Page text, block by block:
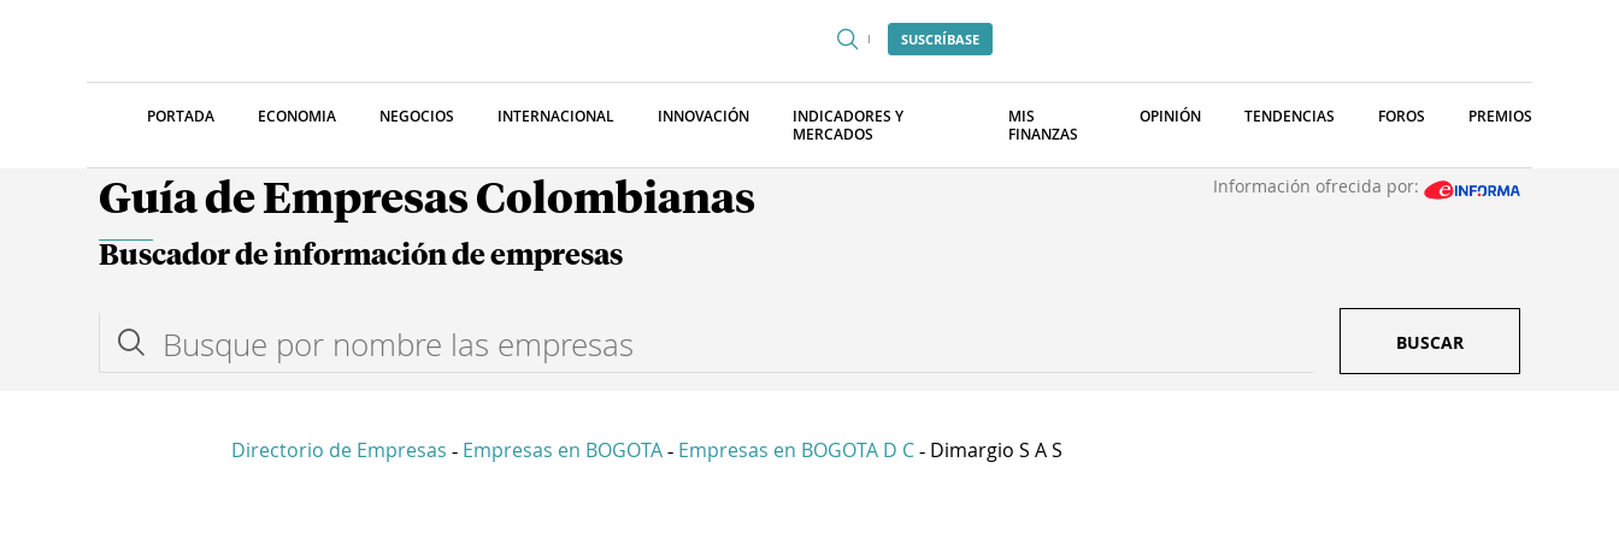
SUSCRÍBASE
PORTADA ECONOMIA NEGOCIOS INTERNACIONAL INNOVACIÓN
INDICADORES Y
MERCADOS
MIS
FINANZAS
OPINIÓN TENDENCIAS FOROS PREMIOS
Guía de Empresas Colombianas Información ofrecida por:
Buscador de información de empresas
BUSCAR
Directorio de Empresas - Empresas en BOGOTA - Empresas en BOGOTA D C - Dimargio S A S